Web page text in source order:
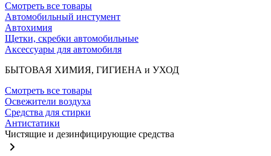
Смотреть все товары
Автомобильный инстумент
Автохимия
Щетки, скребки автомобильные
Аксессуары для автомобиля
БЫТОВАЯ ХИМИЯ, ГИГИЕНА и УХОД
Смотреть все товары
Освежители воздуха
Средства для стирки
Антистатики
Чистящие и дезинфицирующие средства